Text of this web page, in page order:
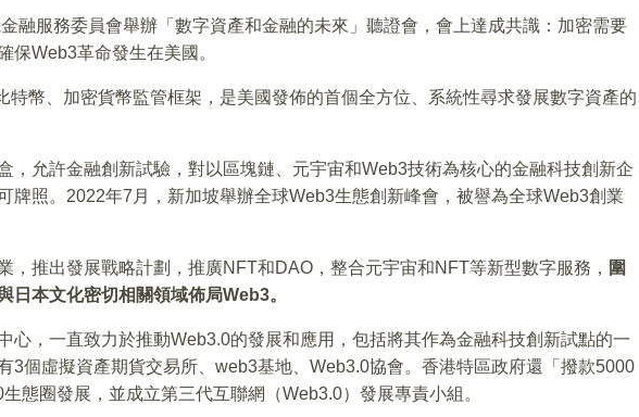
融服務委員會舉辦「數字資產和金融的未來」聽證會，會上達成共識：加密需要
保Web3革命發生在美國。
特幣、加密貨幣監管框架，是美國發佈的首個全方位、系統性尋求發展數字資產的
，允許金融創新試驗，對以區塊鏈、元宇宙和Web3技術為核心的金融科技創新企
牌照。2022年7月，新加坡舉辦全球Web3生態創新峰會，被譽為全球Web3創業
，推出發展戰略計劃，推廣NFT和DAO，整合元宇宙和NFT等新型數字服務， 圍
日本文化密切相關領域佈局Web3。
心，一直致力於推動Web3.0的發展和應用，包括將其作為金融科技創新試點的一
3個虛擬資產期貨交易所、web3基地、Web3.0協會。香港特區政府還「撥款5000
態圈發展，並成立第三代互聯網（Web3.0）發展專責小組。